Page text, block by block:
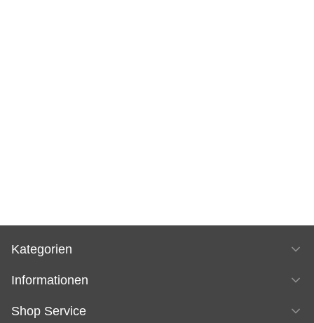
Kategorien
Informationen
Shop Service